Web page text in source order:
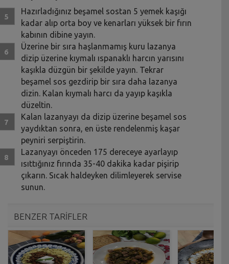
Hazırladığınız beşamel sostan 5 yemek kaşığı
kadar alıp orta boy ve kenarları yüksek bir fırın
kabının dibine yayın.
Üzerine bir sıra haşlanmamış kuru lazanya
dizip üzerine kıymalı ıspanaklı harcın yarısını
kaşıkla düzgün bir şekilde yayın. Tekrar
beşamel sos gezdirip bir sıra daha lazanya
dizin. Kalan kıymalı harcı da yayıp kaşıkla
düzeltin.
Kalan lazanyayı da dizip üzerine beşamel sos
yaydıktan sonra, en üste rendelenmiş kaşar
peyniri serpiştirin.
Lazanyayı önceden 175 dereceye ayarlayıp
ısıttığınız fırında 35-40 dakika kadar pişirip
çıkarın. Sıcak haldeyken dilimleyerek servise
sunun.
BENZER TARİFLER